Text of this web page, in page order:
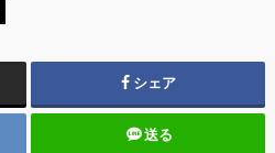
シェア
送る